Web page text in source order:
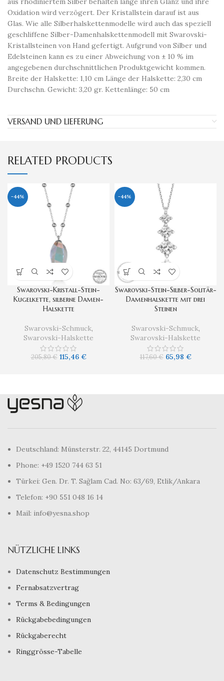
Oxidation wird verzögert. Der Kristallstein darauf ist aus
Glas. Wie alle Silberhalskettenmodelle wird auch das speziell
geschliffene Silber-Damenhalskettenmodell mit Swarovski-
Kristallsteinen von Hand gefertigt. Aufgrund von Silber und
Edelsteinen kann es zu einer Abweichung von ± 10 % im
angegebenen durchschnittlichen Produktgewicht kommen.
Breite der Halskette: 1,10 cm Länge der Halskette: 2,30 cm
Durchschn. Gewicht: 3,20 gr. Kettenlänge: 50 cm
VERSAND UND LIEFERUNG
RELATED PRODUCTS
-44%
Swarovski-Kristall-Stein-
Kugelkette, silberne Damen-
Halskette
Swarovski-Schmuck,
Swarovski-Halskette
205,80€ 115,46 €
-44%
Swarovski-Stein-Silber-Solitär-
Damenhalskette mit drei
Steinen
Swarovski-Schmuck,
Swarovski-Halskette
117,60€ 65,98 €
Deutschland: Münsterstr. 22, 44145 Dortmund
Phone: +49 1520 744 63 51
Türkei: Gen. Dr. T. Sağlam Cad. No: 63/69, Etlik/Ankara
Telefon: +90 551 048 16 14
Mail: info@yesna.shop
NÜTZLICHE LINKS
Datenschutz Bestimmungen
Fernabsatzvertrag
Terms & Bedingungen
Rückgabebedingungen
Rückgaberecht
Ringgrösse-Tabelle